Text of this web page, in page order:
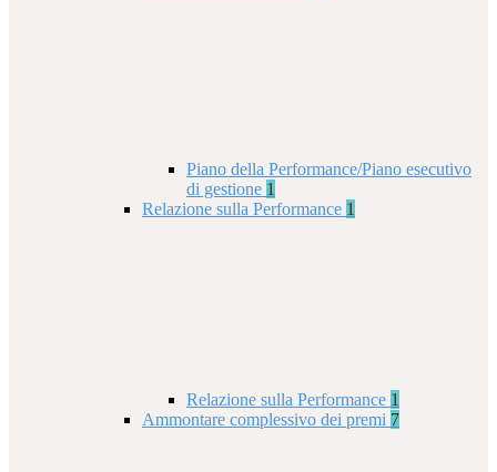
Piano della Performance/Piano esecutivo
di gestione 1
Relazione sulla Performance 1
Relazione sulla Performance 1
Ammontare complessivo dei premi 7